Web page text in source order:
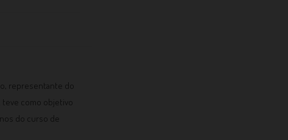
representante do
teve como objetivo
do curso de